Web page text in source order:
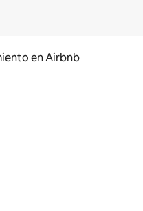
en Airbnb